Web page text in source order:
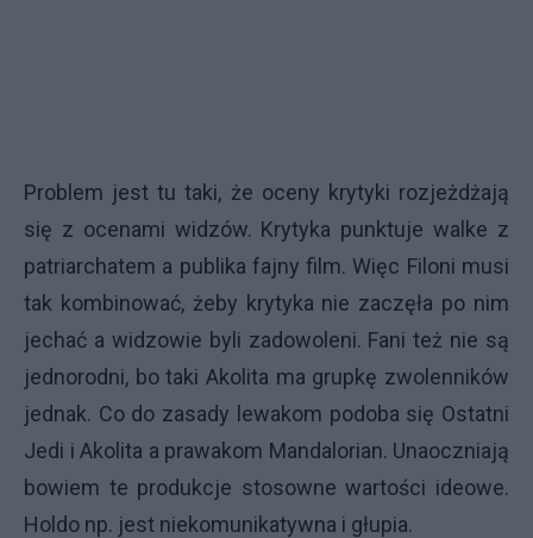
Problem jest tu taki, że oceny krytyki rozjeżdżają
się z ocenami widzów. Krytyka punktuje walke z
patriarchatem a publika fajny film. Więc Filoni musi
tak kombinować, żeby krytyka nie zaczęła po nim
jechać a widzowie byli zadowoleni. Fani też nie są
jednorodni, bo taki Akolita ma grupkę zwolenników
jednak. Co do zasady lewakom podoba się Ostatni
Jedi i Akolita a prawakom Mandalorian. Unaoczniają
bowiem te produkcje stosowne wartości ideowe.
Holdo np. jest niekomunikatywna i głupia.